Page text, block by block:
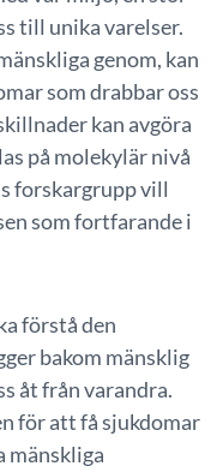
till unika varelser.
genom, kan
som drabbar oss
kan avgöra
på molekylär nivå
forskargrupp vill
som fortfarande i
förstå den
bakom mänsklig
åt från varandra.
för att få sjukdomar
mänskliga